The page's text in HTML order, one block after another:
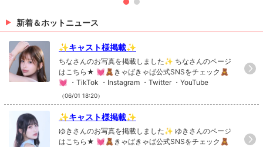
新着＆ホットニュース
✨キャスト様掲載✨
ちなさんのお写真を掲載しました✨ ちなさんのページ
はこちら★ 💓🧸きゃばきゃば公式SNSをチェック🧸
💓 ・TikTok ・Instagram ・Twitter ・YouTube
（06/01 18:20）
✨キャスト様掲載✨
ゆきさんのお写真を掲載しました✨ ゆきさんのページ
はこちら★ 💓🧸きゃばきゃば公式SNSをチェック🧸